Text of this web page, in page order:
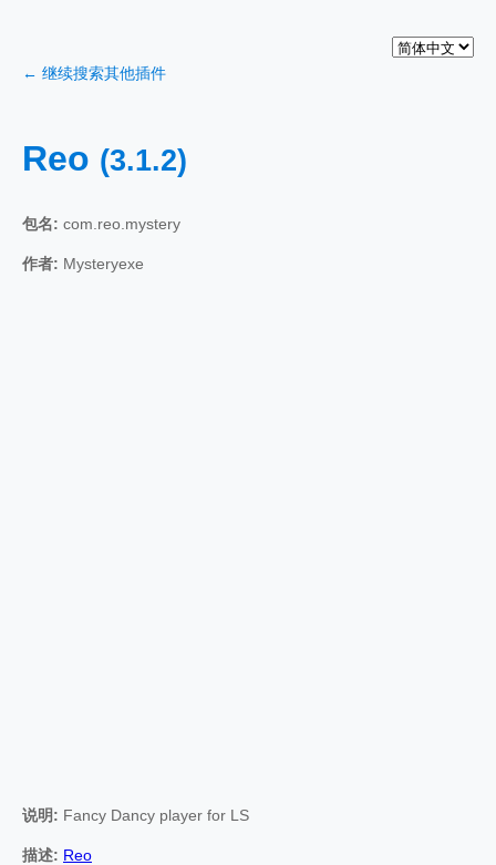
← 继续搜索其他插件
Reo (3.1.2)
包名: com.reo.mystery
作者: Mysteryexe
说明: Fancy Dancy player for LS
描述: Reo